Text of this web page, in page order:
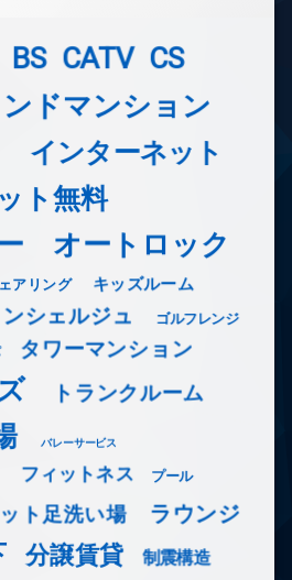
BS CATV CS
ンドマンション
インターネット
ト無料
オートロック
アリング キッズルーム
ンシェルジュ ゴルフレンジ
タワーマンション
トランクルーム
バレーサービス
フィットネス プール
ト足洗い場 ラウンジ
分譲賃貸 制震構造